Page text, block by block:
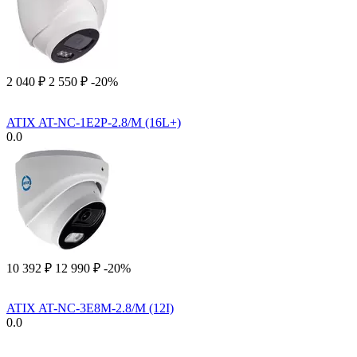
2 040 ₽ 2 550 ₽ -20%
ATIX AT-NC-1E2P-2.8/M (16L+)
0.0
10 392 ₽ 12 990 ₽ -20%
ATIX AT-NC-3E8M-2.8/M (12I)
0.0